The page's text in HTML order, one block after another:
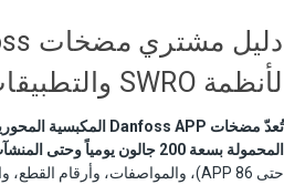
لأنظمة SWRO والتطبيقات عالية الضغط
المحمولة بسعة 200 جالون يومياً وحتى المنشآت الصناعية بسعة مليون جالون يومياً.